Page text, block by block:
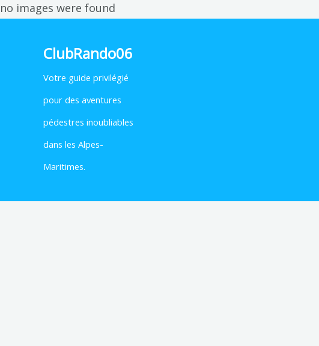
no images were found
ClubRando06
Votre guide privilégié
pour des aventures
pédestres inoubliables
dans les Alpes-
Maritimes.